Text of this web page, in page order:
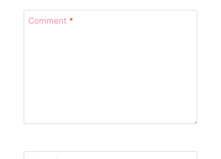
Comment *